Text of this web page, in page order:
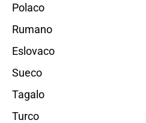
Polaco
Rumano
Eslovaco
Sueco
Tagalo
Turco